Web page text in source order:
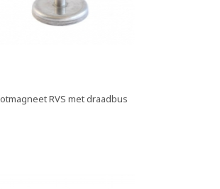
RVS met draadbus